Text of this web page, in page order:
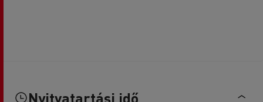
Nyitvatartási idő